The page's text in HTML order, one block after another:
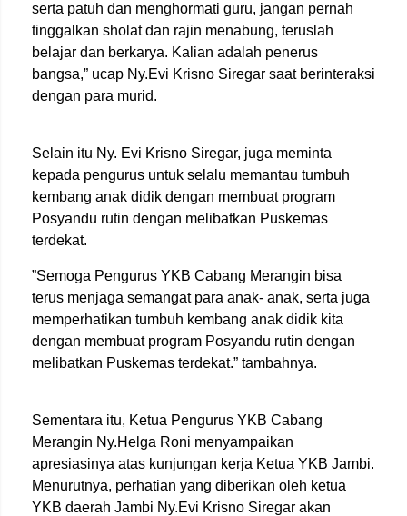
serta patuh dan menghormati guru, jangan pernah
tinggalkan sholat dan rajin menabung, teruslah
belajar dan berkarya. Kalian adalah penerus
bangsa,” ucap Ny.Evi Krisno Siregar saat berinteraksi
dengan para murid.
Selain itu Ny. Evi Krisno Siregar, juga meminta
kepada pengurus untuk selalu memantau tumbuh
kembang anak didik dengan membuat program
Posyandu rutin dengan melibatkan Puskemas
terdekat.
”Semoga Pengurus YKB Cabang Merangin bisa
terus menjaga semangat para anak- anak, serta juga
memperhatikan tumbuh kembang anak didik kita
dengan membuat program Posyandu rutin dengan
melibatkan Puskemas terdekat.” tambahnya.
Sementara itu, Ketua Pengurus YKB Cabang
Merangin Ny.Helga Roni menyampaikan
apresiasinya atas kunjungan kerja Ketua YKB Jambi.
Menurutnya, perhatian yang diberikan oleh ketua
YKB daerah Jambi Ny.Evi Krisno Siregar akan